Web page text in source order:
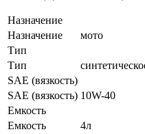
Назначение
Назначение
мото
Тип
Тип
SAE (вязкость)
SAE (вязкость) 10W-40
Емкость
Емкость
4л